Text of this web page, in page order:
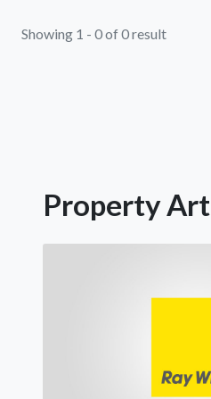
Showing 1 - 0 of 0 result
Property